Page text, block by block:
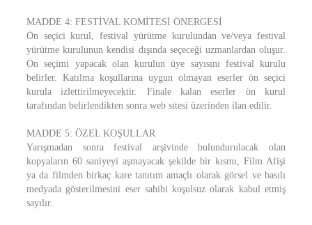
MADDE 4: FESTİVAL KOMİTESİ ÖNERGESİ
Ön seçici kurul, festival yürütme kurulundan ve/veya festival
yürütme kurulunun kendisi dışında seçeceği uzmanlardan oluşur.
Ön seçimi yapacak olan kurulun üye sayısını festival kurulu
belirler. Katılma koşullarına uygun olmayan eserler ön seçici
kurula izlettirilmeyecektir. Finale kalan eserler ön kurul
tarafından belirlendikten sonra web sitesi üzerinden ilan edilir.
MADDE 5: ÖZEL KOŞULLAR
Yarışmadan sonra festival arşivinde bulundurulacak olan
kopyaların 60 saniyeyi aşmayacak şekilde bir kısmı, Film Afişi
ya da filmden birkaç kare tanıtım amaçlı olarak görsel ve basılı
medyada gösterilmesini eser sahibi koşulsuz olarak kabul etmiş
sayılır.